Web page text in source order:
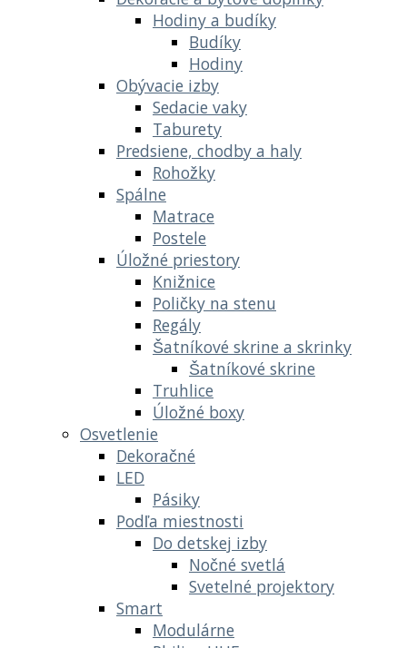
Hodiny a budíky
Budíky
Hodiny
Obývacie izby
Sedacie vaky
Taburety
Predsiene, chodby a haly
Rohožky
Spálne
Matrace
Postele
Úložné priestory
Knižnice
Poličky na stenu
Regály
Šatníkové skrine a skrinky
Šatníkové skrine
Truhlice
Úložné boxy
Osvetlenie
Dekoračné
LED
Pásiky
Podľa miestnosti
Do detskej izby
Nočné svetlá
Svetelné projektory
Smart
Modulárne